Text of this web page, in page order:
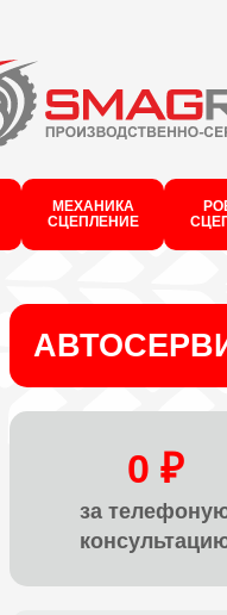
МЕХАНИКА
СЦЕПЛЕНИЕ
0 ₽
за